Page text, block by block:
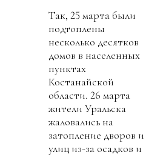
Так, 25 марта были
подтоплены
несколько десятков
домов в населенных
пунктах
Костанайской
области. 26 марта
жители Уральска
жаловались на
затопление дворов и
улиц из-за осадков и